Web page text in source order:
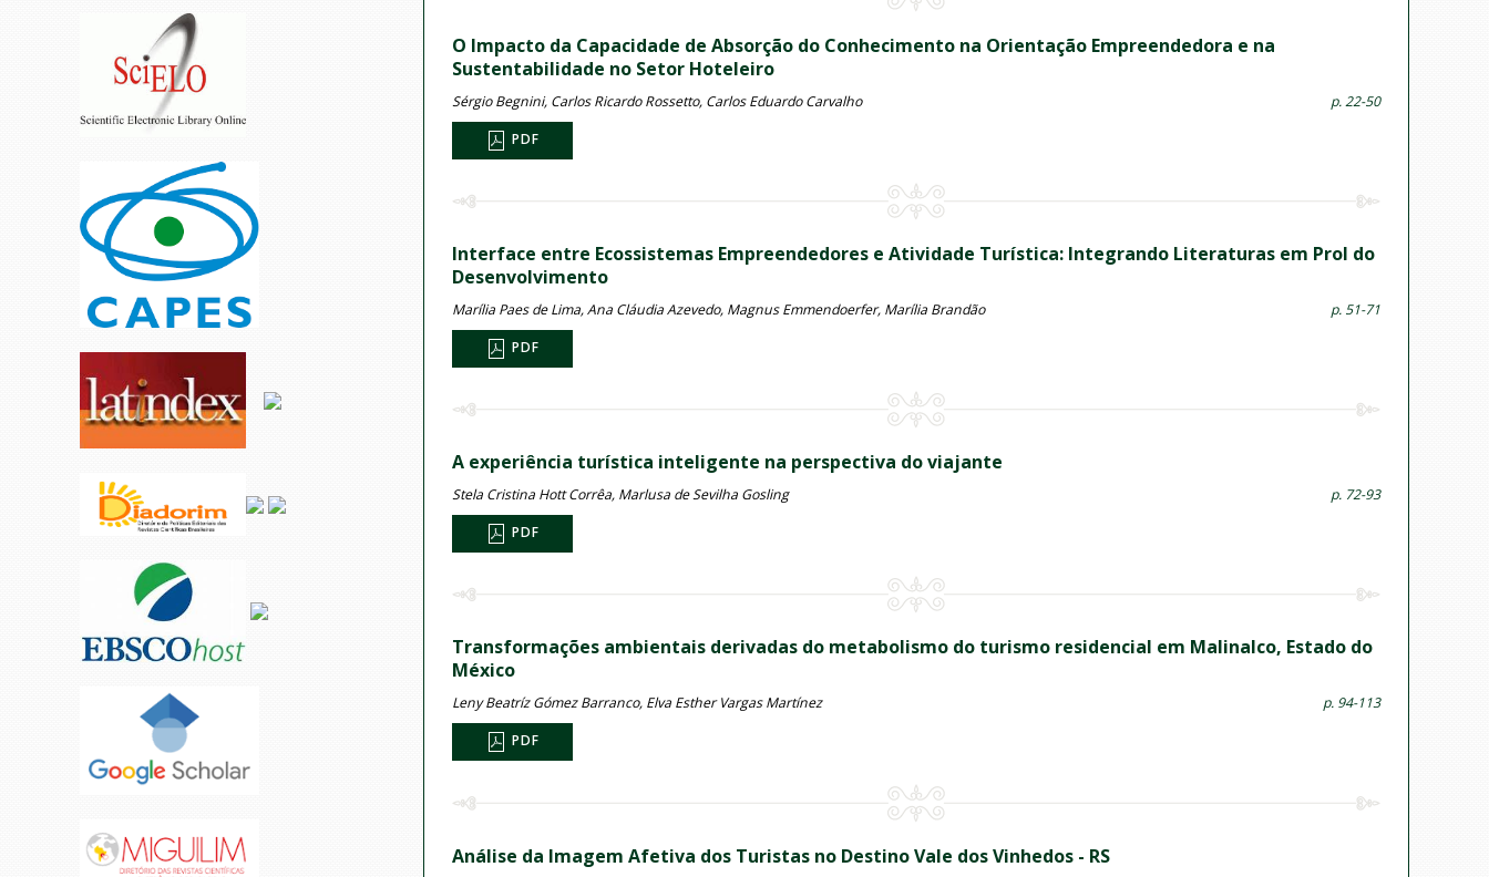
O Impacto da Capacidade de Absorção do Conhecimento na Orientação Empreendedora e na
Sustentabilidade no Setor Hoteleiro
Sérgio Begnini, Carlos Ricardo Rossetto, Carlos Eduardo Carvalho p. 22-50
PDF
Interface entre Ecossistemas Empreendedores e Atividade Turística: Integrando Literaturas em Prol do
Desenvolvimento
Marília Paes de Lima, Ana Cláudia Azevedo, Magnus Emmendoerfer, Marília Brandão p. 51-71
PDF
A experiência turística inteligente na perspectiva do viajante
Stela Cristina Hott Corrêa, Marlusa de Sevilha Gosling p. 72-93
PDF
Transformações ambientais derivadas do metabolismo do turismo residencial em Malinalco, Estado do
México
Leny Beatríz Gómez Barranco, Elva Esther Vargas Martínez p. 94-113
PDF
Análise da Imagem Afetiva dos Turistas no Destino Vale dos Vinhedos - RS